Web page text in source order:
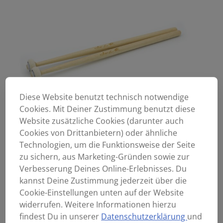
Diese Website benutzt technisch notwendige
Cookies. Mit Deiner Zustimmung benutzt diese
Website zusätzliche Cookies (darunter auch
Cookies von Drittanbietern) oder ähnliche
Technologien, um die Funktionsweise der Seite
zu sichern, aus Marketing-Gründen sowie zur
Verbesserung Deines Online-Erlebnisses. Du
kannst Deine Zustimmung jederzeit über die
Cookie-Einstellungen unten auf der Website
widerrufen. Weitere Informationen hierzu
findest Du in unserer Datenschutzerklärung und